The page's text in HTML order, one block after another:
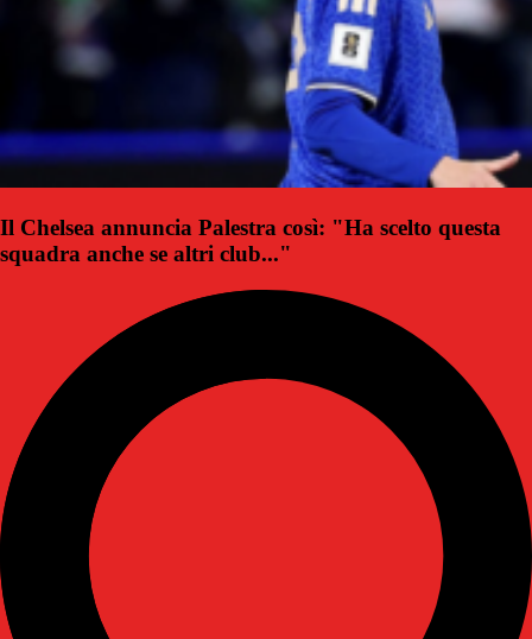
Il Chelsea annuncia Palestra così: "Ha scelto questa
squadra anche se altri club..."